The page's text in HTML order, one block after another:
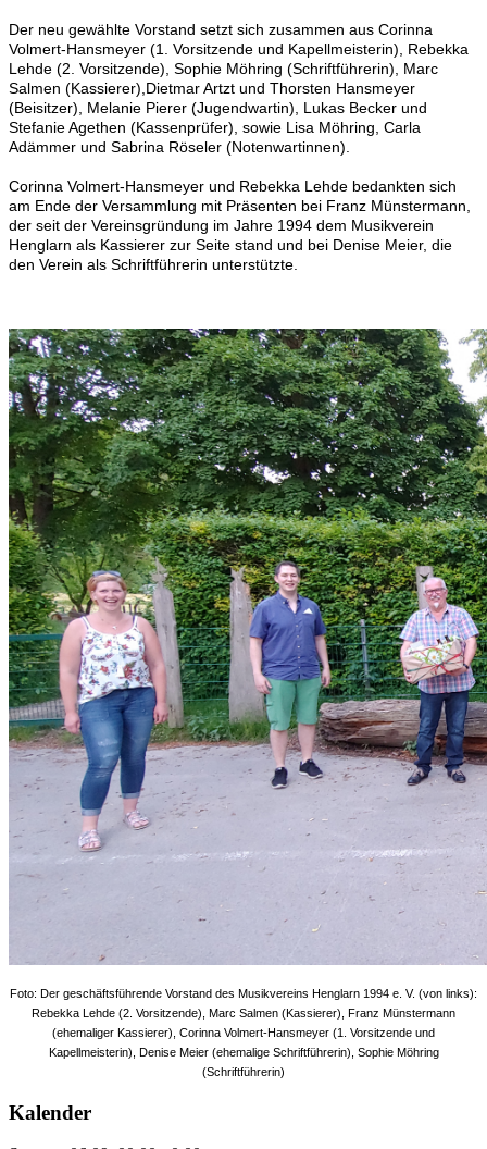
Der neu gewählte Vorstand setzt sich zusammen aus Corinna
Volmert-Hansmeyer (1. Vorsitzende und Kapellmeisterin), Rebekka
Lehde (2. Vorsitzende), Sophie Möhring (Schriftführerin), Marc
Salmen (Kassierer), Dietmar Artzt und Thorsten Hansmeyer
(Beisitzer), Melanie Pierer (Jugendwartin), Lukas Becker und
StefanieAgethen (Kassenprüfer), sowie Lisa Möhring, Carla
Adämmer und Sabrina Röseler (Notenwartinnen).
Corinna Volmert-Hansmeyer und Rebekka Lehde bedankten sich
am Ende der Versammlung mit Präsenten bei Franz Münstermann,
der seit der Vereinsgründung im Jahre 1994 dem Musikverein
Henglarn als Kassierer zur Seite stand und bei Denise Meier, die
den Verein als Schriftführerin unterstützte.
Foto: Der geschäftsführende Vorstand des Musikvereins Henglarn 1994 e. V. (von links):
Rebekka Lehde (2. Vorsitzende), Marc Salmen (Kassierer), Franz Münstermann
(ehemaliger Kassierer), Corinna Volmert-Hansmeyer (1. Vorsitzende und
Kapellmeisterin), Denise Meier (ehemalige Schriftführerin), Sophie Möhring
(Schriftführerin)
Kalender